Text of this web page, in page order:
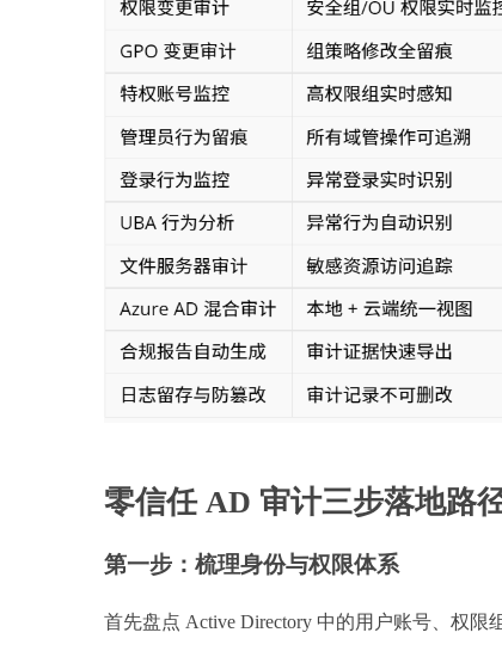
零信任 AD 审计三步落地路
第一步：梳理身份与权限体系
首先盘点 Active Directory 中的用户账号、权限